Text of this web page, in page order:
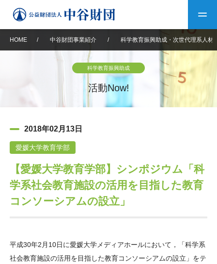
中谷財団について
設立趣意書
沿革 40年史デジタルブック
中谷財団40年史
40年史別冊
年報一覧 中谷財団レポート
中谷財団事業紹介
神戸賞 長期大型研究助成
研究助成 交流助成
ム
中谷財団動画紹介
その他情報
その他情報
個人情報保護に関する
アクセス よくあるご質問
お問い合わせ
日本語 English マイページ
HOME / 中谷財団事業紹介 / 科学教育振興助成・次世代理系人材
科学教育振興助成
活動Now!
2018年02月13日
愛媛大学教育学部
【愛媛大学教育学部】シンポジウム「科
学系社会教育施設の活用を目指した教育
コンソーシアムの設立」
平成30年2月10日に愛媛大学メディアホールにおいて，「科学系
社会教育施設の活用を目指した教育コンソーシアムの設立」をテ